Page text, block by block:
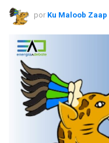
por Ku Maloob Zaap